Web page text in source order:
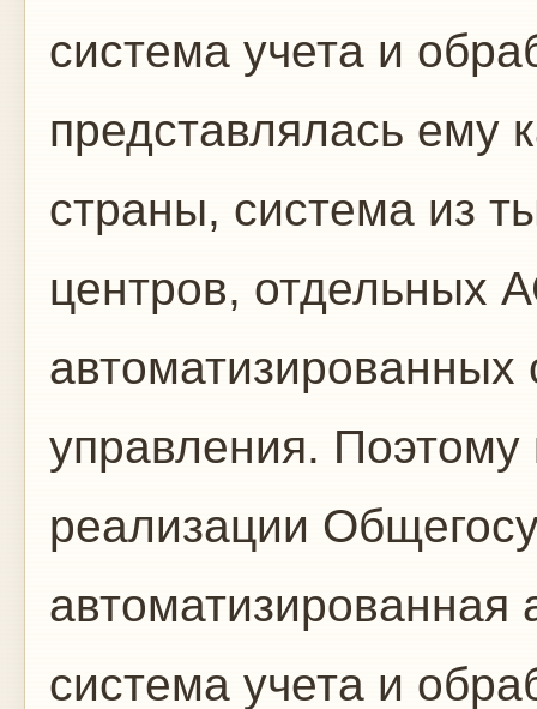
система учета и
представлялась ему
страны, система из
центров, отдельных
автоматизированных
управления.
реализации
автоматизированная
система учета и